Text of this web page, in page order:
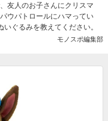
友人のお子さんにクリスマ
ウパトロールにハマってい
ぐるみを教えてください。
モノスポ編集部